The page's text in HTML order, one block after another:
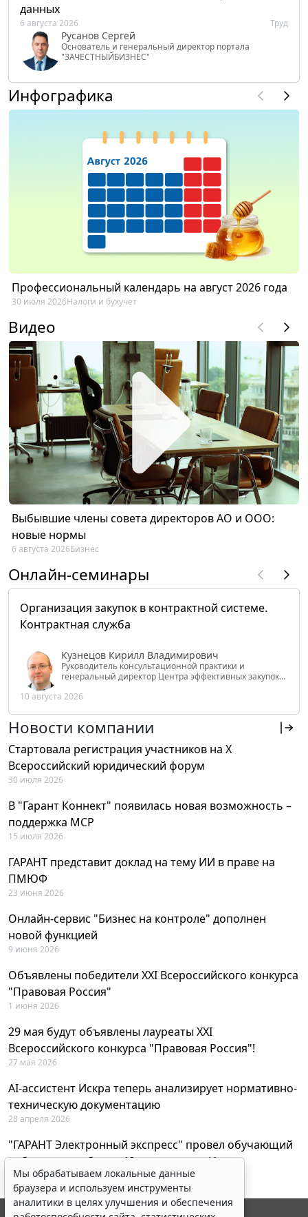
данных
6 августа 2026 Труд
Русанов Сергей
Основатель и генеральный директор портала
"ЗАЧЕСТНЫЙБИЗНЕС"
Инфографика
Профессиональный календарь на август 2026 года
30 июля 2026Налоги и бухучет
Видео
Выбывшие члены совета директоров АО и ООО:
новые нормы
6 августа 2026Бизнес
Онлайн-семинары
Организация закупок в контрактной системе.
Контрактная служба
Кузнецов Кирилл Владимирович
Руководитель консультационной практики и
генеральный директор Центра эффективных закупок
РФ
10 августа 2026
Новости компании
Стартовала регистрация участников на X
Всероссийский юридический форум
30 июля 2026
В "Гарант Коннект" появилась новая возможность –
поддержка MCP
15 июля 2026
ГАРАНТ представит доклад на тему ИИ в праве на
ПМЮФ
23 июня 2026
Онлайн-сервис "Бизнес на контроле" дополнен
новой функцией
9 июня 2026
Объявлены победители XXI Всероссийского конкурса
"Правовая Россия"
1 июня 2026
29 мая будут объявлены лауреаты XXI
Всероссийского конкурса "Правовая Россия"!
27 мая 2026
AI-ассистент Искра теперь анализирует нормативно-
техническую документацию
28 апреля 2026
"ГАРАНТ Электронный экспресс" провел обучающий
вебинар по работе с AI-ассистентом Искра
23 апреля 2026
Мы обрабатываем локальные данные
браузера и используем инструменты
аналитики в целях улучшения и обеспечения